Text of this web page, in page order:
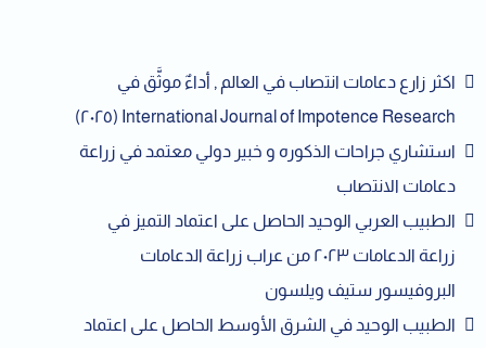
اكثر زارع دعامات انتصاب في العالم , أداءٌ موثَّق في
International Journal of Impotence Research (٢٠٢٥)
استشاري جراحات الذكوره و خبير دولي معتمد في زراعة
دعامات الانتصاب
الطبيب العربي الوحيد الحاصل على اعتماد التميز في
زراعة الدعامات ٢٠٢٣ من عراب زراعة الدعامات
البروفيسور ستيف ويلسون
الطبيب الوحيد في الشرق الأوسط الحاصل على اعتماد